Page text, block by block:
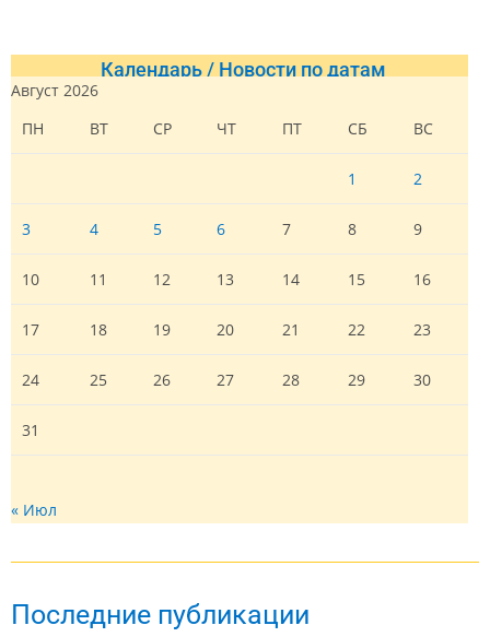
Календарь / Новости по датам
Август 2026
ПН
ВТ СР ЧТ ПТ СБ ВС
1 2
3 4 5 6 7 8 9
10 11 12 13 14 15 16
17 18 19 20 21 22 23
24 25 26 27 28 29 30
31
« Июл
Последние публикации